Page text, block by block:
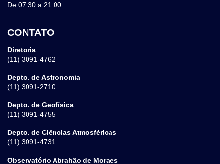
De 07:30 a 21:00
CONTATO
Diretoria
(11) 3091-4762
Depto. de Astronomia
(11) 3091-2710
Depto. de Geofísica
(11) 3091-4755
Depto. de Ciências Atmosféricas
(11) 3091-4731
Observatório Abrahão de Moraes